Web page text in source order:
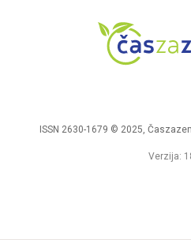
ISSN 2630-1679 © 2025,
Verzija: